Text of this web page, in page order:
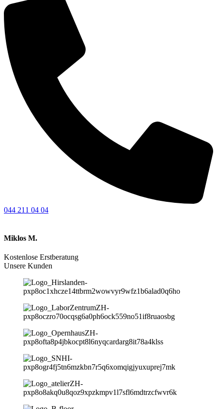
044 211 04 04
Miklos M.
Kostenlose Erstberatung
Unsere Kunden